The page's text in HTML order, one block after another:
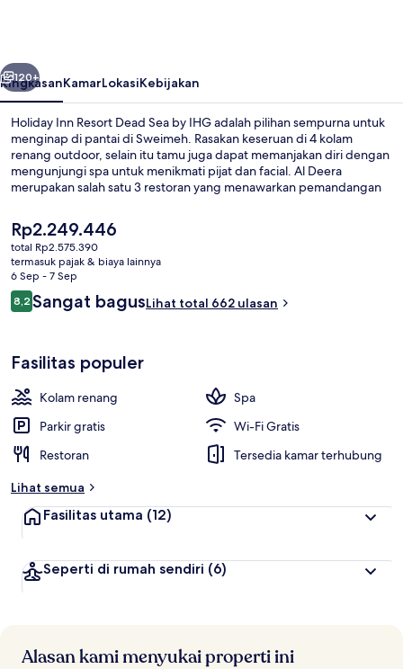
by
IHG
Berikutnya
120+
RingkasanKamarLokasiKebijakan
Holiday Inn Resort Dead Sea by IHG adalah pilihan sempurna untuk
menginap di pantai di Sweimeh. Rasakan keseruan di 4 kolam
renang outdoor, selain itu tamu juga dapat memanjakan diri dengan
mengunjungi spa untuk menikmati pijat dan facial. Al Deera
merupakan salah satu 3 restoran yang menawarkan pemandangan
Fasilitas lain di resor mewah ini meliputi klub anak gratis, bar tepi
kolam renang, dan klub kesehatan. Para traveler menyukai staf.
Harga
saat
ini
Rp2.249.446
Rp2.249.446
total Rp2.575.390
termasuk pajak & biaya lainnya
6 Sep - 7 Sep
Ulasan
8,28,2 dari 10
Sangat bagusLihat total 662 ulasan
Fasilitas populer
Kolam renang
Spa
Parkir gratis
Wi-Fi Gratis
Restoran
Tersedia kamar terhubung
Lihat semua
Fasilitas utama (12)
Seperti di rumah sendiri (6)
Alasan kami menyukai properti ini